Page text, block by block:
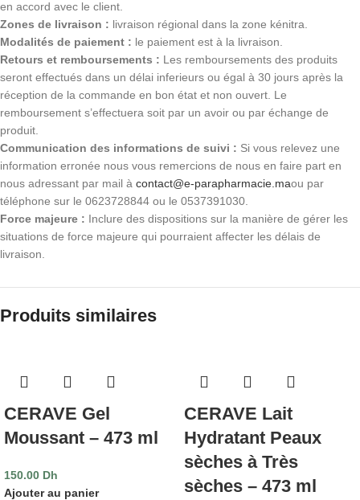
en accord avec le client.
Zones de livraison : livraison régional dans la zone kénitra.
Modalités de paiement : le paiement est à la livraison.
Retours et remboursements : Les remboursements des produits
seront effectués dans un délai inferieurs ou égal à 30 jours après la
réception de la commande en bon état et non ouvert. Le
remboursement s’effectuera soit par un avoir ou par échange de
produit.
Communication des informations de suivi : Si vous relevez une
information erronée nous vous remercions de nous en faire part en
nous adressant par mail à contact@e-parapharmacie.maou par
téléphone sur le 0623728844 ou le 0537391030.
Force majeure : Inclure des dispositions sur la manière de gérer les
situations de force majeure qui pourraient affecter les délais de
livraison.
Produits similaires
CERAVE Gel
Moussant – 473 ml
150.00 Dh
Ajouter au panier
CERAVE Lait
Hydratant Peaux
sèches à Très
sèches – 473 ml